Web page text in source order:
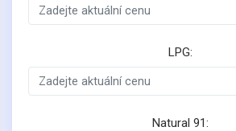
LPG:
Natural 91: